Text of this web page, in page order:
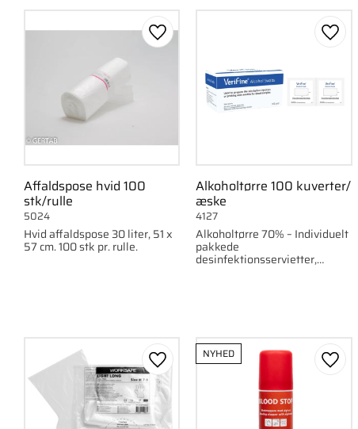
Affaldspose hvid 100
stk/rulle
Hvid affaldspose 30 liter, 51 x
57 cm. 100 stk pr. rulle.
5024
Gem som favorit
Alkoholtørre 100 kuverter/
æske
Alkoholtørre 70% – Individuelt
pakkede
desinfektionsservietter,
4127
Gem som favorit
NYHED